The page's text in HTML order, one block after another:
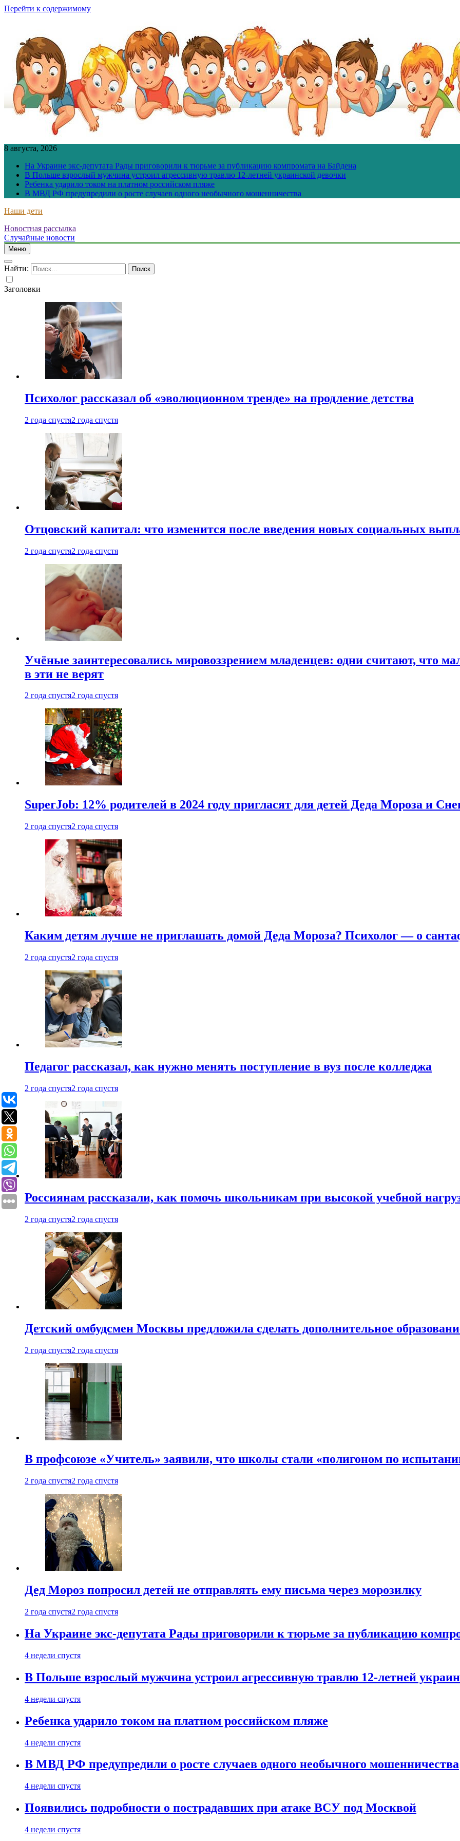
Перейти к содержимому
8 августа, 2026
На Украине экс-депутата Рады приговорили к тюрьме за публикацию компромата на Байдена
В Польше взрослый мужчина устроил агрессивную травлю 12-летней украинской девочки
Ребенка ударило током на платном российском пляже
В МВД РФ предупредили о росте случаев одного необычного мошенничества
Наши дети
Новостная рассылка
Случайные новости
Меню
Найти:
Заголовки
Психолог рассказал об «эволюционном тренде» на продление детства
2 года спустя2 года спустя
Отцовский капитал: что изменится после введения новых социальных
2 года спустя2 года спустя
Учёные заинтересовались мировоззрением младенцев: одни считают, что
в эти не верят
2 года спустя2 года спустя
SuperJob: 12% родителей в 2024 году пригласят для детей Деда Мороза и
2 года спустя2 года спустя
Каким детям лучше не приглашать домой Деда Мороза? Психолог — о
2 года спустя2 года спустя
Педагог рассказал, как нужно менять поступление в вуз после колледжа
2 года спустя2 года спустя
Россиянам рассказали, как помочь школьникам при высокой учебной
2 года спустя2 года спустя
Детский омбудсмен Москвы предложила сделать дополнительное
2 года спустя2 года спустя
В профсоюзе «Учитель» заявили, что школы стали «полигоном по
2 года спустя2 года спустя
Дед Мороз попросил детей не отправлять ему письма через морозилку
2 года спустя2 года спустя
На Украине экс-депутата Рады приговорили к тюрьме за публикацию
4 недели спустя
В Польше взрослый мужчина устроил агрессивную травлю 12-летней
4 недели спустя
Ребенка ударило током на платном российском пляже
4 недели спустя
В МВД РФ предупредили о росте случаев одного необычного мошенничества
4 недели спустя
Появились подробности о пострадавших при атаке ВСУ под Москвой
4 недели спустя